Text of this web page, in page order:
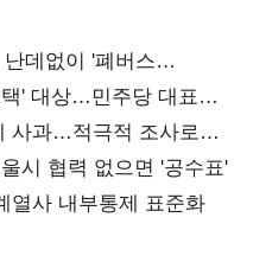
데없이 '폐버스
' 대상…민주당 대표로
사과…적극적 조사로
시 협력 없으면 '공수표'
열사 내부통제 표준화